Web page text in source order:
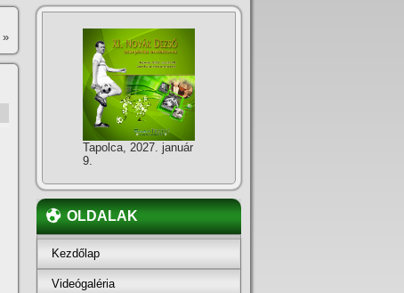
»
Tapolca, 2027. január
9.
OLDALAK
Kezdőlap
Videógaléria